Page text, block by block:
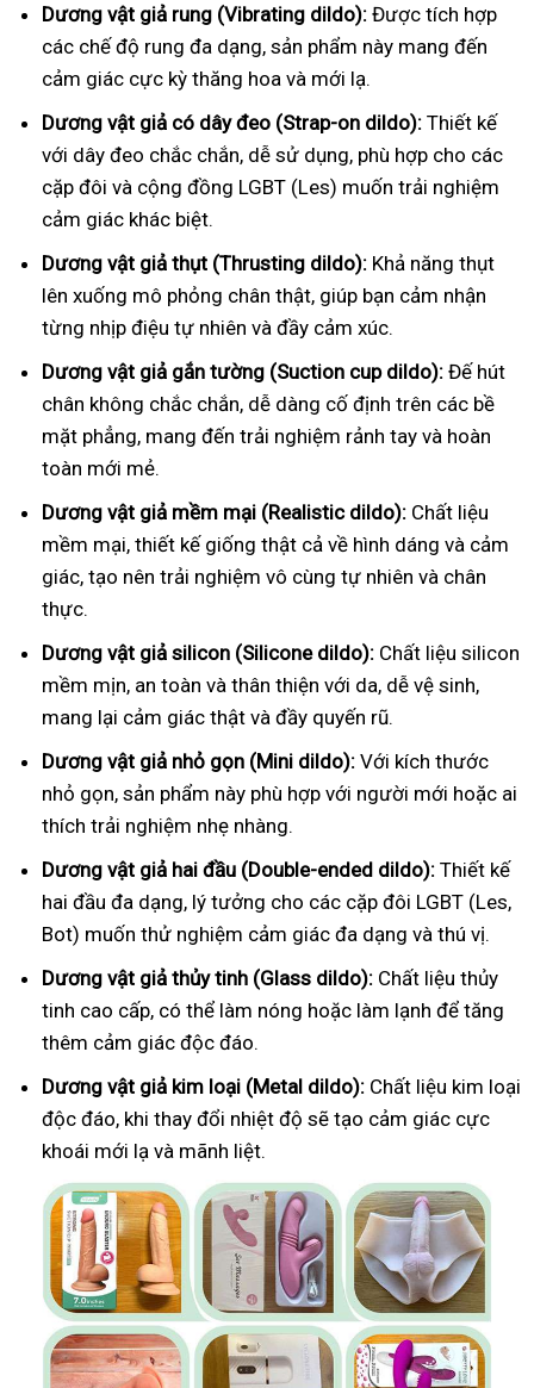
Dương vật giả rung (Vibrating dildo): Được tích hợp
các chế độ rung đa dạng, sản phẩm này mang đến
cảm giác cực kỳ thăng hoa và mới lạ.
Dương vật giả có dây đeo (Strap-on dildo): Thiết kế
với dây đeo chắc chắn, dễ sử dụng, phù hợp cho các
cặp đôi và cộng đồng LGBT (Les) muốn trải nghiệm
cảm giác khác biệt.
Dương vật giả thụt (Thrusting dildo): Khả năng thụt
lên xuống mô phỏng chân thật, giúp bạn cảm nhận
từng nhịp điệu tự nhiên và đầy cảm xúc.
Dương vật giả gắn tường (Suction cup dildo): Đế hút
chân không chắc chắn, dễ dàng cố định trên các bề
mặt phẳng, mang đến trải nghiệm rảnh tay và hoàn
toàn mới mẻ.
Dương vật giả mềm mại (Realistic dildo): Chất liệu
mềm mại, thiết kế giống thật cả về hình dáng và cảm
giác, tạo nên trải nghiệm vô cùng tự nhiên và chân
thực.
Dương vật giả silicon (Silicone dildo): Chất liệu silicon
mềm mịn, an toàn và thân thiện với da, dễ vệ sinh,
mang lại cảm giác thật và đầy quyến rũ.
Dương vật giả nhỏ gọn (Mini dildo): Với kích thước
nhỏ gọn, sản phẩm này phù hợp với người mới hoặc ai
thích trải nghiệm nhẹ nhàng.
Dương vật giả hai đầu (Double-ended dildo): Thiết kế
hai đầu đa dạng, lý tưởng cho các cặp đôi LGBT (Les,
Bot) muốn thử nghiệm cảm giác đa dạng và thú vị.
Dương vật giả thủy tinh (Glass dildo): Chất liệu thủy
tinh cao cấp, có thể làm nóng hoặc làm lạnh để tăng
thêm cảm giác độc đáo.
Dương vật giả kim loại (Metal dildo): Chất liệu kim loại
độc đáo, khi thay đổi nhiệt độ sẽ tạo cảm giác cực
khoái mới lạ và mãnh liệt.